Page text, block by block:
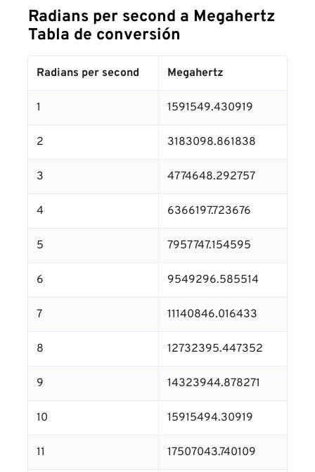
Radians per second a Megahertz
Tabla de conversión
Radians per second Megahertz
1 1591549.430919
2 3183098.861838
3 4774648.292757
4 6366197.723676
5 7957747.154595
6 9549296.585514
7 11140846.016433
8 12732395.447352
9 14323944.878271
10 15915494.30919
11 17507043.740109